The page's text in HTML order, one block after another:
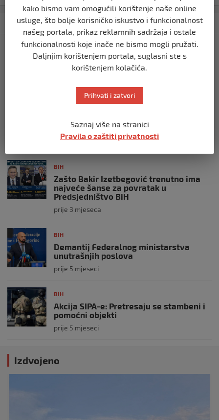
Kategorija Najnovije Najčitanije
BIH
Ravnopravnost da — politička
manipulacija ne
Postoje razne špekulacije oko ukidanja
OHR-a – šta vi mislite?
prije 3 mjeseca
BIH
Zašto Bakir Izetbegović trenutno ima
najveće šanse za povratak u
Predsjedništvo BiH
prije 3 mjeseca
BIH
Demantij Federalnog ministarstva
unutrašnjih poslova
prije 5 mjeseci
BIH
Akcija SIPA-e: Pretresaju se stambeni i
pomoćni objekti
prije 5 mjeseci
Izdvojeno
kako bismo vam omogućili korištenje naše online
usluge, što bolje korisničko iskustvo i funkcionalnost
našeg portala, prikaz reklamnih sadržaja i ostale
funkcionalnosti koje inače ne bismo mogli pružati.
Daljnjim korištenjem portala, suglasni ste s
korištenjem kolačića.
Prihvati i zatvori
Saznaj više na stranici
Pravila o zaštiti privatnosti